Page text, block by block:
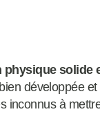
physique solide
développée et
inconnus à